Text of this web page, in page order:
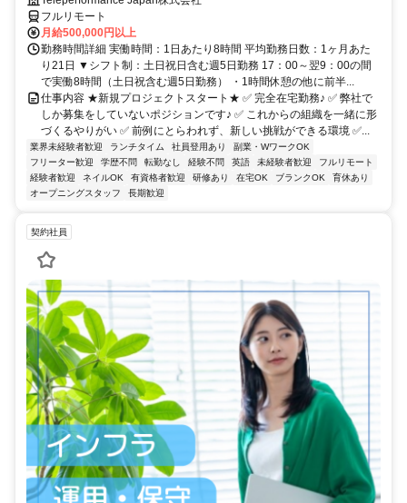
フルリモート
月給500,000円以上
勤務時間詳細 実働時間：1日あたり8時間 平均勤務日数：1ヶ月あた
り21日 ▼シフト制：土日祝日含む週5日勤務 17：00～翌9：00の間
で実働8時間（土日祝含む週5日勤務） ・1時間休憩の他に前半...
仕事内容 ★新規プロジェクトスタート★ ✅ 完全在宅勤務♪ ✅ 弊社で
しか募集をしていないポジションです♪ ✅ これからの組織を一緒に形
づくるやりがい ✅ 前例にとらわれず、新しい挑戦ができる環境 ✅...
業界未経験者歓迎 ランチタイム 社員登用あり
副業・WワークOK
フリーター歓迎
学歴不問 転勤なし 経験不問 英語 未経験者歓迎
フルリモート
経験者歓迎
ネイルOK 有資格者歓迎 研修あり 在宅OK ブランクOK
育休あり
オープニングスタッフ
長期歓迎
契約社員